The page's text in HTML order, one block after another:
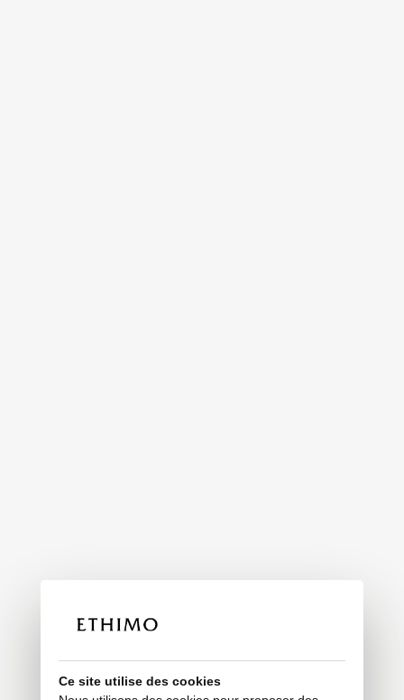
Ce site utilise des cookies